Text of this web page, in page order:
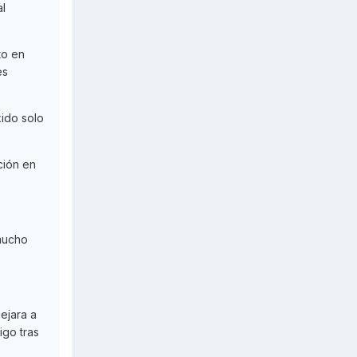
en
solo
en
a
tras